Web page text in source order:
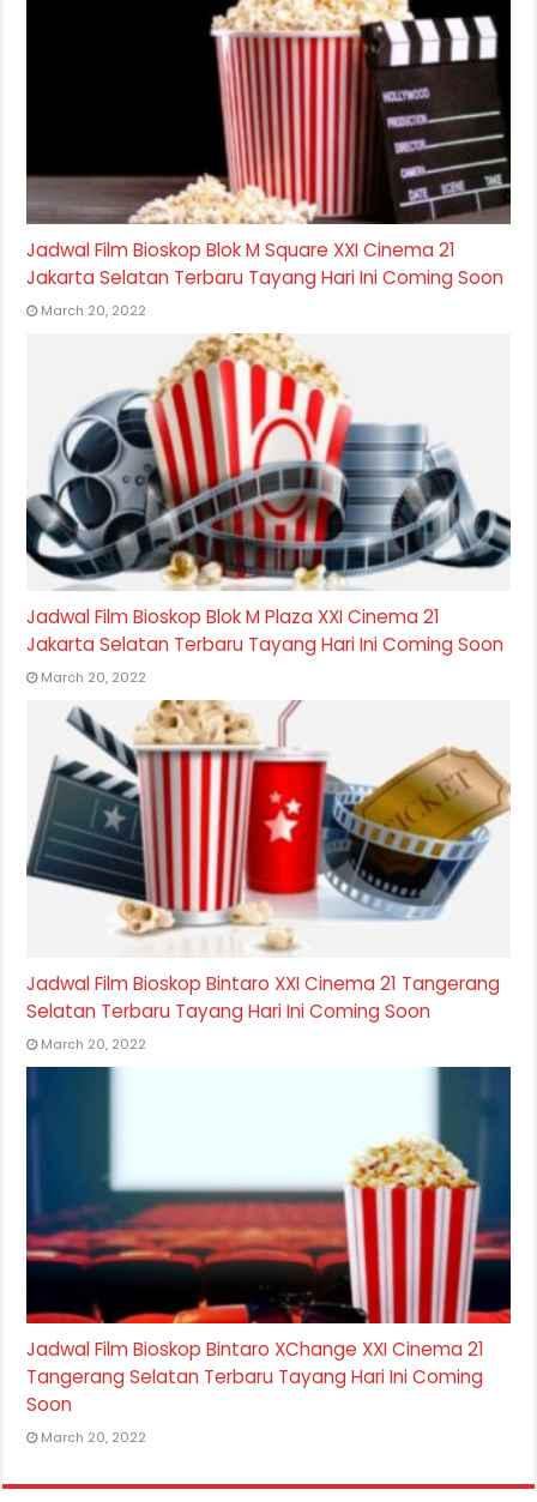
Jadwal Film Bioskop Blok M Square XXI Cinema 21
Jakarta Selatan Terbaru Tayang Hari Ini Coming Soon
March 20, 2022
Jadwal Film Bioskop Blok M Plaza XXI Cinema 21
Jakarta Selatan Terbaru Tayang Hari Ini Coming Soon
March 20, 2022
Jadwal Film Bioskop Bintaro XXI Cinema 21 Tangerang
Selatan Terbaru Tayang Hari Ini Coming Soon
March 20, 2022
Jadwal Film Bioskop Bintaro XChange XXI Cinema 21
Tangerang Selatan Terbaru Tayang Hari Ini Coming
Soon
March 20, 2022